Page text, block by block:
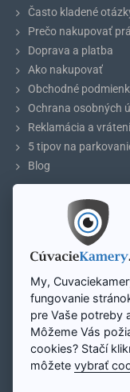
Často kladené
Prečo nakupovať
Doprava a platba
Ako nakupovať
Obchodné
Ochrana osobných
Reklamácia a
5 tipov na
Blog
Môj účet
Registrácia účtu
Mapa stránky
Zavolajte
Pon - Pi: 8:00 -
+421 948
My,
fungovanie
pre Vaše potreby
Môžeme Vás
cookies? Stačí
môžetevybrať